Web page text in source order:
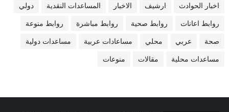
اخبار الحوادث
ارشيف الاخبار المساعدات النقدية دولي
روابط اعانات روابط صحية روابط مباشرة روابط منوعة
صحة عربي محلي مساعادات عربية مساعدات دولية
مساعدات محلية مقالات منوعات